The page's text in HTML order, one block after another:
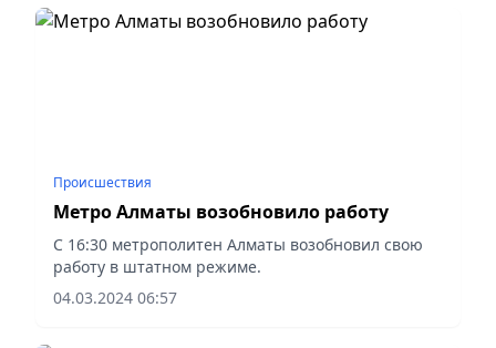
Происшествия
Метро Алматы возобновило работу
С 16:30 метрополитен Алматы возобновил свою
работу в штатном режиме.
04.03.2024 06:57